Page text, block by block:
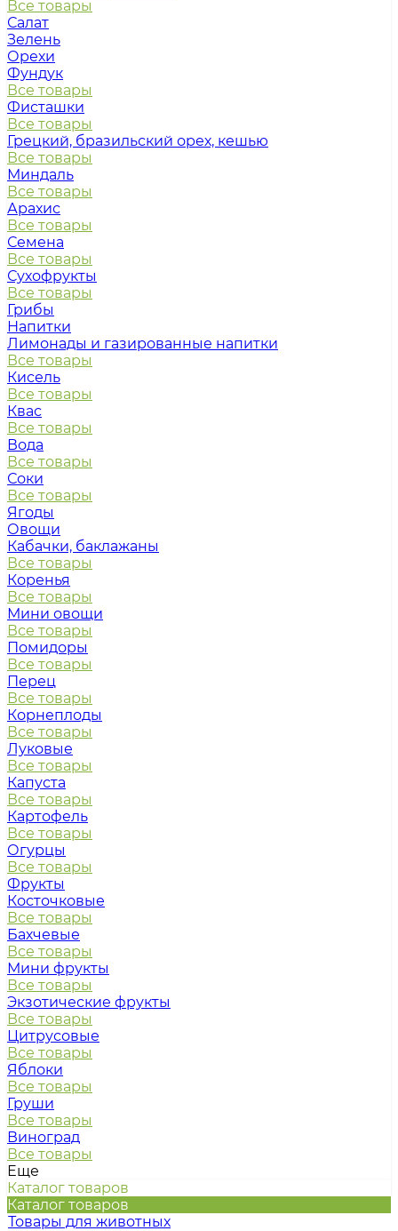
Все товары
Салат
Зелень
Орехи
Фундук
Все товары
Фисташки
Все товары
Грецкий, бразильский орех, кешью
Все товары
Миндаль
Все товары
Арахис
Все товары
Семена
Все товары
Сухофрукты
Все товары
Грибы
Напитки
Лимонады и газированные напитки
Все товары
Кисель
Все товары
Квас
Все товары
Вода
Все товары
Соки
Все товары
Ягоды
Овощи
Кабачки, баклажаны
Все товары
Коренья
Все товары
Мини овощи
Все товары
Помидоры
Все товары
Перец
Все товары
Корнеплоды
Все товары
Луковые
Все товары
Капуста
Все товары
Картофель
Все товары
Огурцы
Все товары
Фрукты
Косточковые
Все товары
Бахчевые
Все товары
Мини фрукты
Все товары
Экзотические фрукты
Все товары
Цитрусовые
Все товары
Яблоки
Все товары
Груши
Все товары
Виноград
Все товары
Еще
Каталог товаров
Каталог товаров
Товары для животных